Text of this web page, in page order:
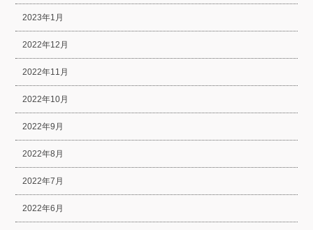
2023年1月
2022年12月
2022年11月
2022年10月
2022年9月
2022年8月
2022年7月
2022年6月